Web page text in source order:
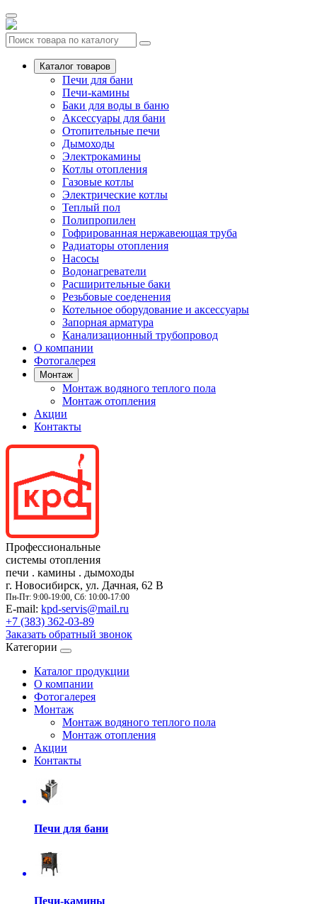
Каталог товаров
Печи для бани
Печи-камины
Баки для воды в баню
Аксессуары для бани
Отопительные печи
Дымоходы
Электрокамины
Котлы отопления
Газовые котлы
Электрические котлы
Теплый пол
Полипропилен
Гофрированная нержавеющая труба
Радиаторы отопления
Насосы
Водонагреватели
Расширительные баки
Резьбовые соеденения
Котельное оборудование и аксессуары
Запорная арматура
Канализационный трубопровод
О компании
Фотогалерея
Монтаж
Монтаж водяного теплого пола
Монтаж отопления
Акции
Контакты
Профессиональные
системы отопления
печи . камины . дымоходы
г. Новосибирск, ул. Дачная, 62 В
Пн-Пт: 9:00-19:00, Сб: 10:00-17:00
E-mail: kpd-servis@mail.ru
+7 (383) 362-03-89
Заказать обратный звонок
Категории
Каталог продукции
О компании
Фотогалерея
Монтаж
Монтаж водяного теплого пола
Монтаж отопления
Акции
Контакты
Печи для бани
Печи-камины